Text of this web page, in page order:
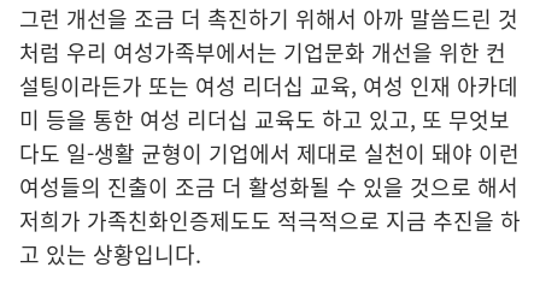
그런 개선을 조금 더 촉진하기 위해서 아까 말씀드린 것
처럼 우리 여성가족부에서는 기업문화 개선을 위한 컨
설팅이라든가 또는 여성 리더십 교육, 여성 인재 아카데
미 등을 통한 여성 리더십 교육도 하고 있고, 또 무엇보
다도 일-생활 균형이 기업에서 제대로 실천이 돼야 이런
여성들의 진출이 조금 더 활성화될 수 있을 것으로 해서
저희가 가족친화인증제도도 적극적으로 지금 추진을 하
고 있는 상황입니다.